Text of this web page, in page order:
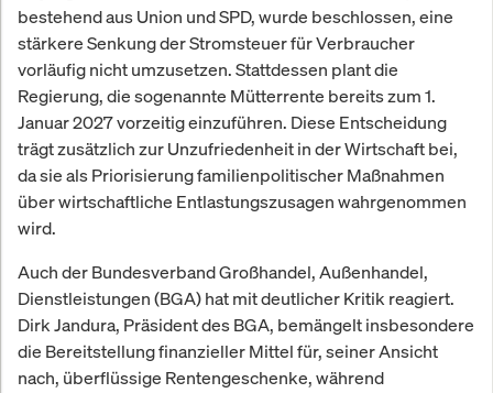
bestehend aus Union und SPD, wurde beschlossen, eine
stärkere Senkung der Stromsteuer für Verbraucher
vorläufig nicht umzusetzen. Stattdessen plant die
Regierung, die sogenannte Mütterrente bereits zum 1.
Januar 2027 vorzeitig einzuführen. Diese Entscheidung
trägt zusätzlich zur Unzufriedenheit in der Wirtschaft bei,
da sie als Priorisierung familienpolitischer Maßnahmen
über wirtschaftliche Entlastungszusagen wahrgenommen
wird.
Auch der Bundesverband Großhandel, Außenhandel,
Dienstleistungen (BGA) hat mit deutlicher Kritik reagiert.
Dirk Jandura, Präsident des BGA, bemängelt insbesondere
die Bereitstellung finanzieller Mittel für, seiner Ansicht
nach, überflüssige Rentengeschenke, während